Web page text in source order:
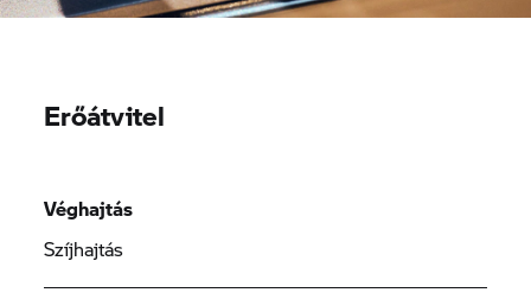
Erőátvitel
Véghajtás
Szíjhajtás